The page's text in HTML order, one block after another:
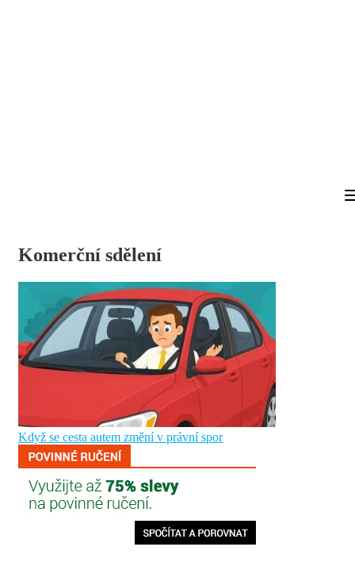
Komerční sdělení
Když se cesta autem změní v právní spor